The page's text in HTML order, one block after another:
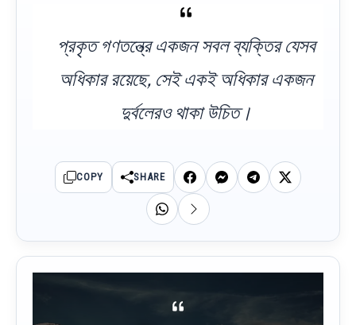
প্রকৃত গণতন্ত্রে একজন সবল ব্যক্তির যেসব
অধিকার রয়েছে, সেই একই অধিকার একজন
দুর্বলেরও থাকা উচিত।
COPY SHARE